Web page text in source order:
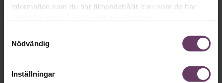
information som du har tillhandahållit eller som de har
Nödvändig
Inställningar
Hälsa